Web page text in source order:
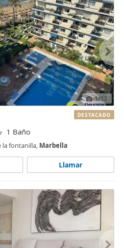
1/12
1 Baño
la fontanilla, Marbella
Llamar
DESTACADO